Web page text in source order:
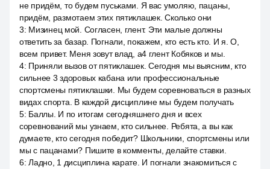
не придём, то будем пуськами. Я вас умоляю, пацаны,
придём, размотаем этих пятиклашек. Сколько они
3: Мизинец мой. Согласен, глент. Эти малые должны
ответить за базар. Погнали, покажем, кто есть кто. И я. О,
всем привет. Меня зовут влад, a4 глент Кобяков и мы.
4: Приняли вызов от пятиклашек. Сегодня мы выясним, кто
сильнее 3 здоровых кабана или профессиональные
спортсмены пятиклашки. Мы будем соревноваться в разных
видах спорта. В каждой дисциплине мы будем получать
5: Баллы. И по итогам сегодняшнего дня и всех
соревнований мы узнаем, кто сильнее. Ребята, а вы как
думаете, кто сегодня победит? Школьники, спортсмены или
мы с пацанами? Пишите в комменты, делайте ставки.
6:Ладно, 1 дисциплина карате. И погнали знакомиться с